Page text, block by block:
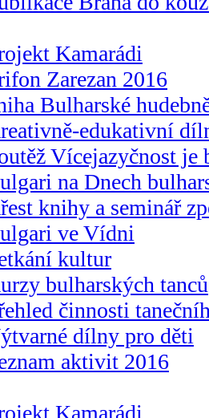
Kamarádi
Zarezan 2016
Bulharské
edukativní
Vícejazyčnost je
na Dnech
knihy a seminář
ve Vídni
kultur
bulharských tanců
činnosti
dílny pro děti
aktivit 2016